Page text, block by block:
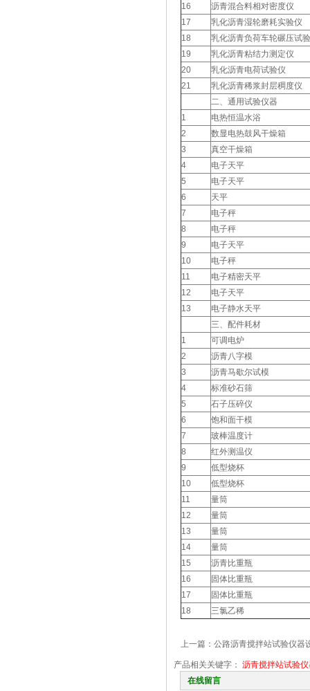
16
沥青混合料相对密度仪
17
乳化沥青湿轮磨耗实验仪
18
乳化沥青负荷车轮碾压试
19
乳化沥青粘结力测定仪
20
乳化沥青电荷试验仪
21
乳化沥青稀浆封层稠度仪
二、通用试验仪器
1
电热恒温水浴
2
数显电热鼓风干燥箱
3
真空干燥箱
4
电子天平
5
电子天平
6
天平
7
电子秤
8
电子秤
9
电子天平
10
电子秤
11
电子精密天平
12
电子天平
13
电子静水天平
三、配件耗材
1
可调电炉
2
沥青八字模
3
沥青马歇尔试模
4
标准砂石筛
5
石子压碎仪
6
饱和面干模
7
玻棒温度计
8
红外测温仪
9
低型烧杯
10
低型烧杯
11
量筒
12
量筒
13
量筒
14
量筒
15
沥青比重瓶
16
固体比重瓶
17
固体比重瓶
18
三氯乙稀
上一篇： 公路沥青搅拌站试验仪器
产品相关关键字： 沥青搅拌站试验
在线留言